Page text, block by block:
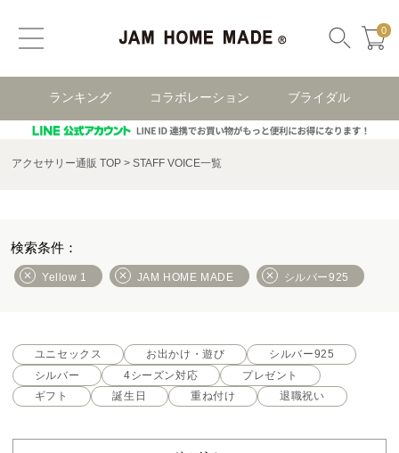
0
ランキング コラボレーション ブライダル
アクセサリー通販 TOP STAFF VOICE一覧
Yellow 1 JAM HOME MADE シルバー925
ユニセックス お出かけ・遊び
シルバー925
シルバー
4シーズン対応
プレゼント
ギフト
誕生日 重ね付け 退職祝い